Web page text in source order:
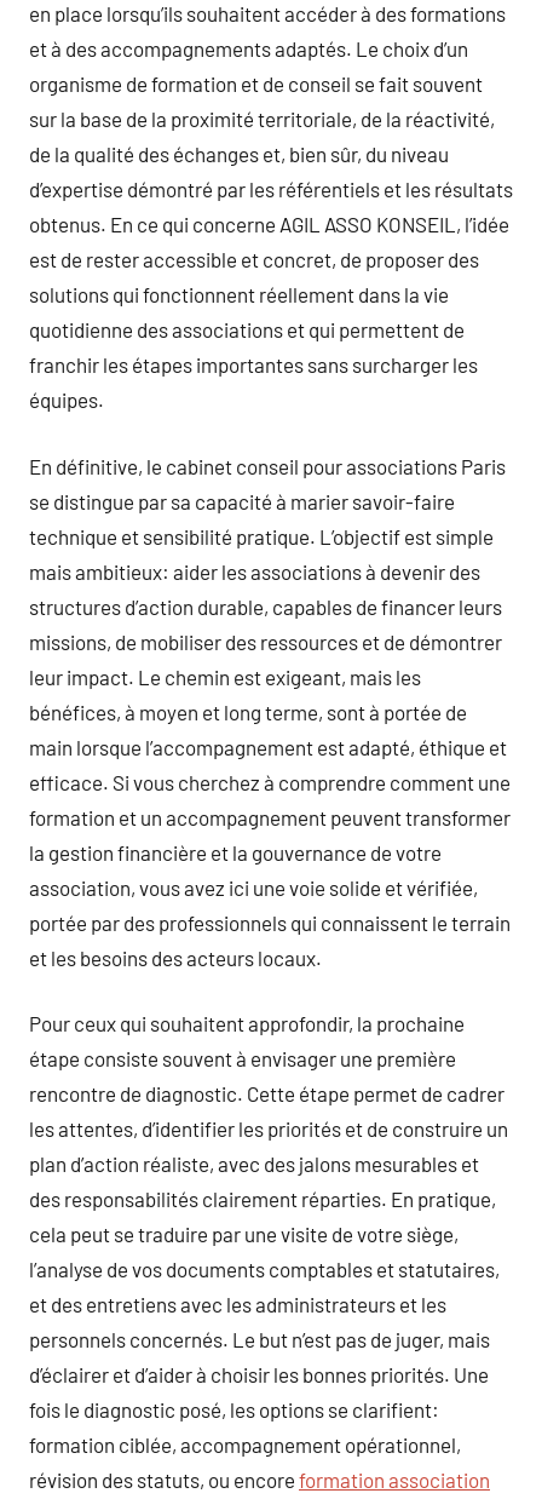
en place lorsqu’ils souhaitent accéder à des formations
et à des accompagnements adaptés. Le choix d’un
organisme de formation et de conseil se fait souvent
sur la base de la proximité territoriale, de la réactivité,
de la qualité des échanges et, bien sûr, du niveau
d’expertise démontré par les référentiels et les résultats
obtenus. En ce qui concerne AGIL ASSO KONSEIL, l’idée
est de rester accessible et concret, de proposer des
solutions qui fonctionnent réellement dans la vie
quotidienne des associations et qui permettent de
franchir les étapes importantes sans surcharger les
équipes.
En définitive, le cabinet conseil pour associations Paris
se distingue par sa capacité à marier savoir-faire
technique et sensibilité pratique. L’objectif est simple
mais ambitieux: aider les associations à devenir des
structures d’action durable, capables de financer leurs
missions, de mobiliser des ressources et de démontrer
leur impact. Le chemin est exigeant, mais les
bénéfices, à moyen et long terme, sont à portée de
main lorsque l’accompagnement est adapté, éthique et
efficace. Si vous cherchez à comprendre comment une
formation et un accompagnement peuvent transformer
la gestion financière et la gouvernance de votre
association, vous avez ici une voie solide et vérifiée,
portée par des professionnels qui connaissent le terrain
et les besoins des acteurs locaux.
Pour ceux qui souhaitent approfondir, la prochaine
étape consiste souvent à envisager une première
rencontre de diagnostic. Cette étape permet de cadrer
les attentes, d’identifier les priorités et de construire un
plan d’action réaliste, avec des jalons mesurables et
des responsabilités clairement réparties. En pratique,
cela peut se traduire par une visite de votre siège,
l’analyse de vos documents comptables et statutaires,
et des entretiens avec les administrateurs et les
personnels concernés. Le but n’est pas de juger, mais
d’éclairer et d’aider à choisir les bonnes priorités. Une
fois le diagnostic posé, les options se clarifient:
formation ciblée, accompagnement opérationnel,
révision des statuts, ou encore formation association